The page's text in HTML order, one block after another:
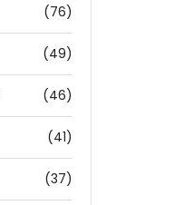
(76)
(49)
(46)
(41)
(37)